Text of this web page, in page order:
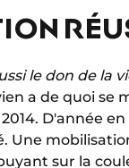
le don de la
a de quoi
D'année
Une
sur la